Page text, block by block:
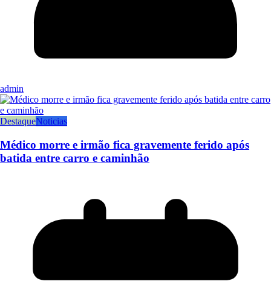
admin
DestaqueNoticias
Médico morre e irmão fica gravemente ferido após
batida entre carro e caminhão